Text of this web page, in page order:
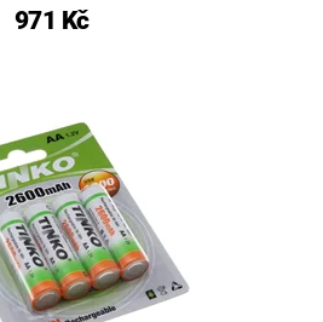
971 Kč